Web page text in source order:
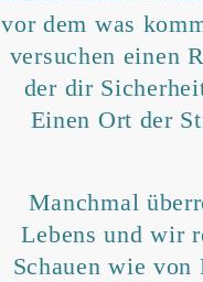
vor dem was
versuchen einen
der dir
Einen Ort der
Manchmal
Lebens und wir
Schauen wie von